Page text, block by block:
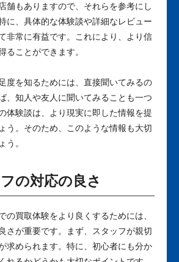
舗もありますので、それらを参考にし
に、具体的な体験談や詳細なレビュー
非常に有益です。これにより、より信
ることができます。
度を知るためには、直接聞いてみるの
、知人や友人に聞いてみることも一つ
体験談は、より現実に即した情報を提
う。そのため、このような情報も大切
う。
の対応の良さ
の買取体験をより良くするためには、
さが重要です。まず、スタッフが親切
求められます。特に、初心者にも分か